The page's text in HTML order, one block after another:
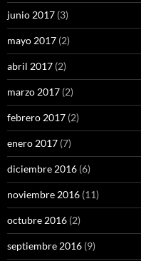
junio 2017 (3)
mayo 2017 (2)
abril 2017 (2)
marzo 2017 (2)
febrero 2017 (2)
enero 2017 (7)
diciembre 2016 (6)
noviembre 2016 (11)
octubre 2016 (2)
septiembre 2016 (9)